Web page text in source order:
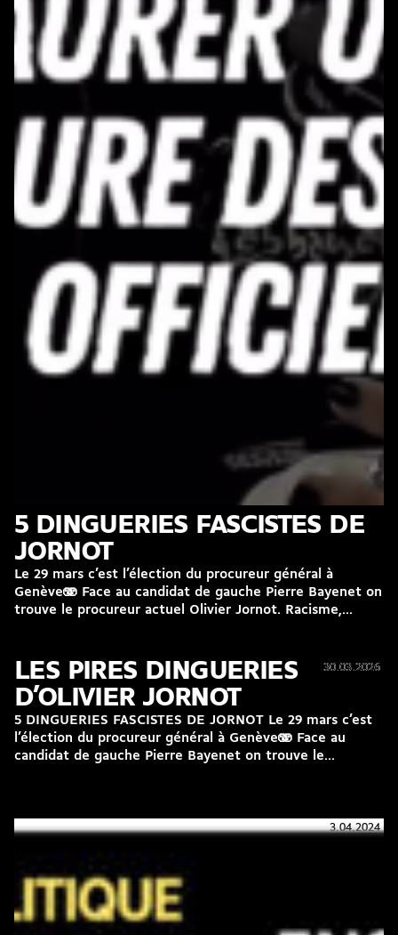
5 DINGUERIES FASCISTES DE
JORNOT
Le 29 mars c’est l’élection du procureur général à
Genève🫨 Face au candidat de gauche Pierre Bayenet on
trouve le procureur actuel Olivier Jornot. Racisme,...
30.03.2026
30.03.2026
LES PIRES DINGUERIES
D’OLIVIER JORNOT
5 DINGUERIES FASCISTES DE JORNOT Le 29 mars c’est
l’élection du procureur général à Genève🫨 Face au
candidat de gauche Pierre Bayenet on trouve le...
3.04.2024